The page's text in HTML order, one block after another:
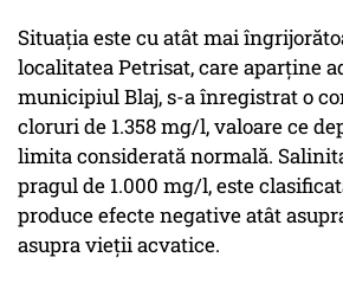
Situația este cu atât mai
localitatea Petrisat, care aparține
municipiul Blaj, s-a înregistrat o
cloruri de 1.358 mg/l, valoare ce
limita considerată normală.
pragul de 1.000 mg/l, este
produce efecte negative atât
asupra vieții acvatice.